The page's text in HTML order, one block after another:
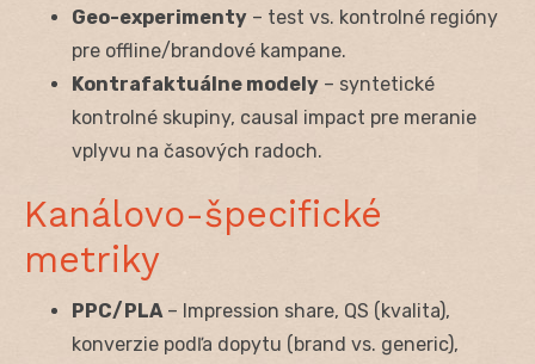
Geo-experimenty – test vs. kontrolné regióny
pre offline/brandové kampane.
Kontrafaktuálne modely – syntetické
kontrolné skupiny, causal impact pre meranie
vplyvu na časových radoch.
Kanálovo-špecifické
metriky
PPC/PLA– Impression share, QS (kvalita),
konverzie podľa dopytu (brand vs. generic),